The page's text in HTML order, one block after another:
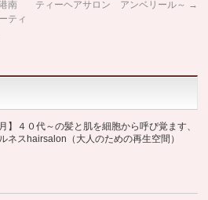
南
ティ
ティーヘアサロン アンベリール～ →
】４０代～の髪と肌を細胞から呼び覚ます、
ネスhairsalon（大人のための再生空間）